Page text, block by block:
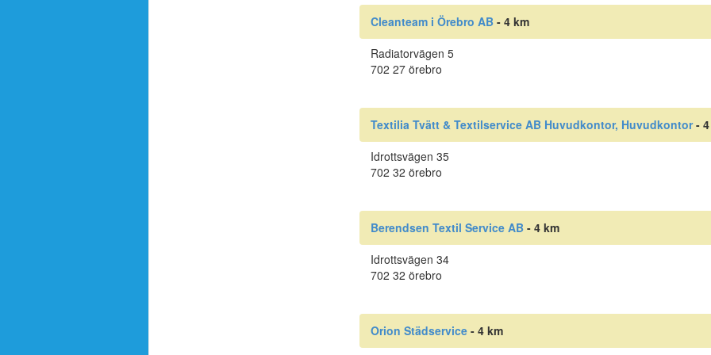
Cleanteam i Örebro AB- 4 km
Radiatorvägen 5
702 27 örebro
Textilia Tvätt & Textilservice AB Huvudkontor, Huvudkontor- 4
Idrottsvägen 35
702 32 örebro
Berendsen Textil Service AB- 4 km
Idrottsvägen 34
702 32 örebro
Orion Städservice- 4 km